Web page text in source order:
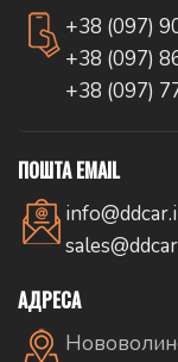
+38 (097)
+38 (097)
+38 (097)
ПОШТА EMAIL
АДРЕСА